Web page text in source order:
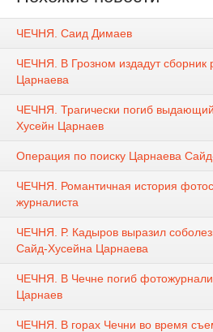
ЧЕЧНЯ. Саид Димаев
ЧЕЧНЯ. В Грозном издадут сборник
Царнаева
ЧЕЧНЯ. Трагически погиб
Хусейн Царнаев
Операция по поиску Царнаева
ЧЕЧНЯ. Романтичная история
журналиста
ЧЕЧНЯ. Р. Кадыров выразил
Сайд-Хусейна Царнаева
ЧЕЧНЯ. В Чечне погиб
Царнаев
ЧЕЧНЯ. В горах Чечни во время